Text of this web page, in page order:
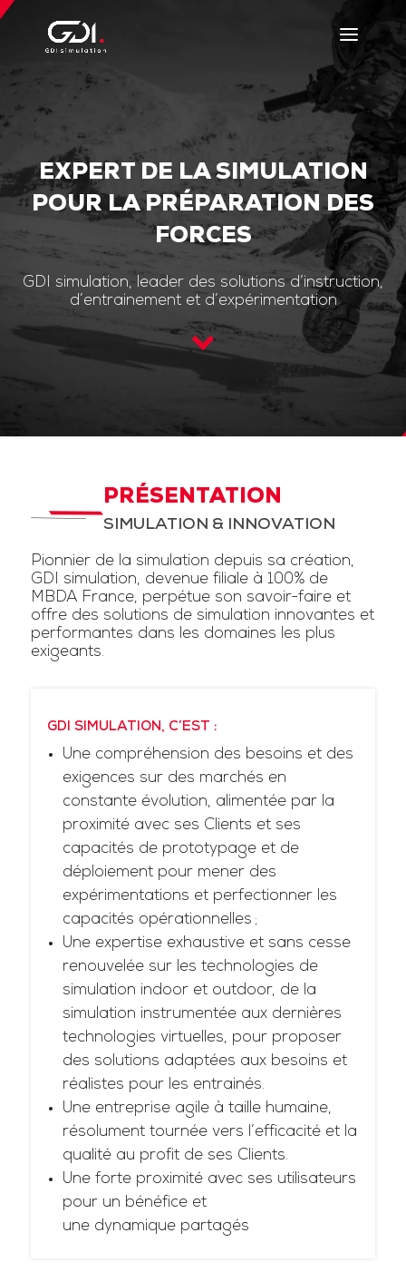
EXPERT DE LA SIMULATION
POUR LA PRÉPARATION DES
FORCES
GDI simulation, leader des solutions d’instruction,
d’entrainement et d’expérimentation
PRÉSENTATION
SIMULATION & INNOVATION
Pionnier de la simulation depuis sa création,
GDI simulation, devenue filiale à 100% de
MBDA France, perpétue son savoir-faire et
offre des solutions de simulation innovantes et
performantes dans les domaines les plus
exigeants.
GDI SIMULATION, C’EST :
Une compréhension des besoins et des
exigences sur des marchés en
constante évolution, alimentée par la
proximité avec ses Clients et ses
capacités de prototypage et de
déploiement pour mener des
expérimentations et perfectionner les
capacités opérationnelles ;
Une expertise exhaustive et sans cesse
renouvelée sur les technologies de
simulation indoor et outdoor, de la
simulation instrumentée aux dernières
technologies virtuelles, pour proposer
des solutions adaptées aux besoins et
réalistes pour les entrainés.
Une entreprise agile à taille humaine,
résolument tournée vers l’efficacité et la
qualité au profit de ses Clients.
Une forte proximité avec ses utilisateurs
pour un bénéfice et
une dynamique partagés